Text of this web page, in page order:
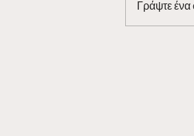
Γράψτε ένα